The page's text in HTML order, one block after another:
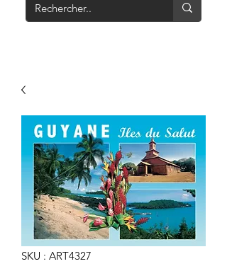
SKU : ART4327